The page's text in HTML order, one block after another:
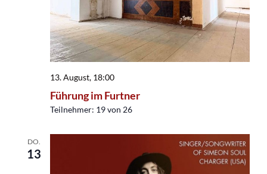
Führung im Furtner
13. August, 18:00
Teilnehmer: 19 von 26
DO.
13